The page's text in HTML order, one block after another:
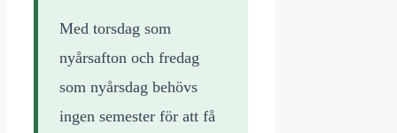
Med torsdag som
nyårsafton och fredag
som nyårsdag behövs
ingen semester för att få